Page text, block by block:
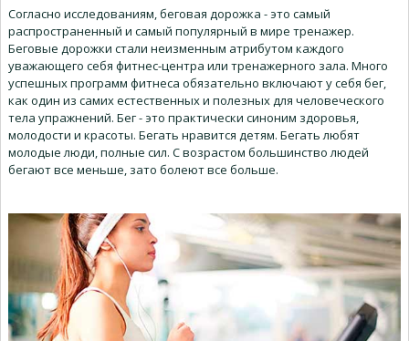
Согласно исследованиям, беговая дорожка - это самый
распространенный и самый популярный в мире тренажер.
Беговые дорожки стали неизменным атрибутом каждого
уважающего себя фитнес-центра или тренажерного зала. Много
успешных программ фитнеса обязательно включают у себя бег,
как один из самих естественных и полезных для человеческого
тела упражнений. Бег - это практически синоним здоровья,
молодости и красоты. Бегать нравится детям. Бегать любят
молодые люди, полные сил. С возрастом большинство людей
бегают все меньше, зато болеют все больше.